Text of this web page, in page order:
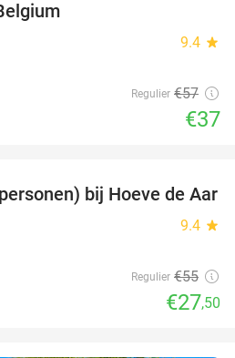
9.4 star
Regulier €57
€37
50%
bij Hoeve de Aar
9.4 star
Regulier €55
€27,50